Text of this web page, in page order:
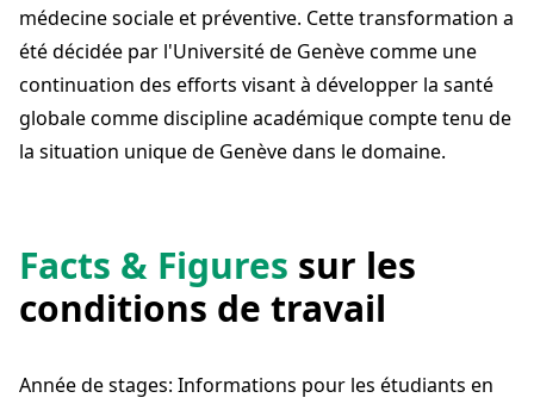
médecine sociale et préventive. Cette transformation a
été décidée par l'Université de Genève comme une
continuation des efforts visant à développer la santé
globale comme discipline académique compte tenu de
la situation unique de Genève dans le domaine.
Facts & Figures sur les
conditions de travail
Année de stages: Informations pour les étudiants en